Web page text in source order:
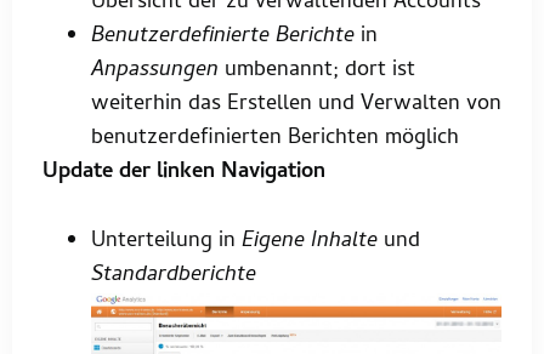
Benutzerdefinierte Berichte in
Anpassungen umbenannt; dort ist
weiterhin das Erstellen und Verwalten von
benutzerdefinierten Berichten möglich
Update der linken Navigation
Unterteilung in Eigene Inhalte und
Standardberichte